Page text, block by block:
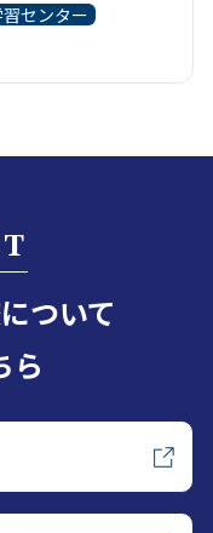
センター
ついて
ら